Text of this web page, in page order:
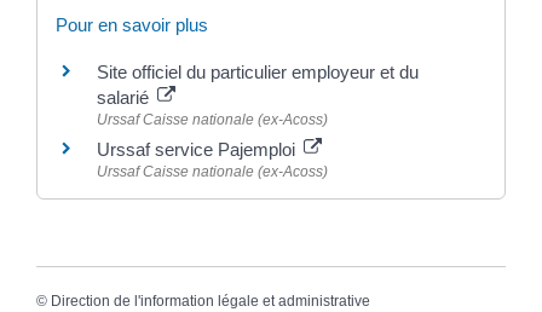
Pour en savoir plus
Site officiel du particulier employeur et du
salarié
Urssaf Caisse nationale (ex-Acoss)
Urssaf service Pajemploi
Urssaf Caisse nationale (ex-Acoss)
© Direction de l'information légale et administrative